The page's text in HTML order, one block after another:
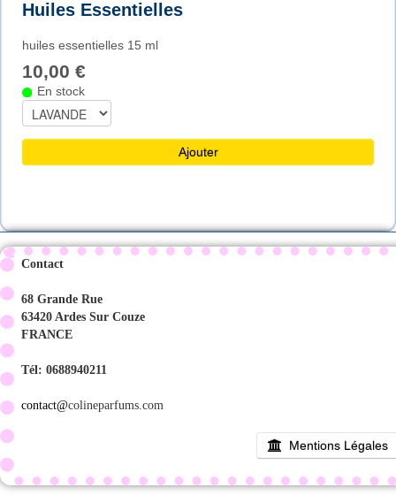
Huiles Essentielles
huiles essentielles 15 ml
10,00 €
En stock
Ajouter
Contact
68 Grande Rue
63420 Ardes Sur Couze
FRANCE
Tél: 0688940211
contact@colineparfums.com
Mentions Légales